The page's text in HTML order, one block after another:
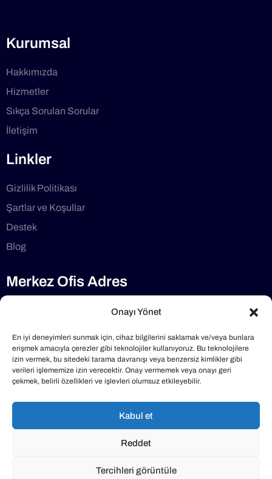
Onayı Yönet
En iyi deneyimleri sunmak için, cihaz bilgilerini saklamak ve/veya bunlara
erişmek amacıyla çerezler gibi teknolojiler kullanıyoruz. Bu teknolojilere
izin vermek, bu sitedeki tarama davranışı veya benzersiz kimlikler gibi
verileri işlememize izin verecektir. Onay vermemek veya onayı geri
çekmek, belirli özellikleri ve işlevleri olumsuz etkileyebilir.
Kabul et
Reddet
Tercihleri görüntüle
Kurumsal
Hakkımızda
Hizmetler
Sıkça Sorulan Sorular
İletişim
Linkler
Gizlilik Politikası
Şartlar ve Koşullar
Destek
Blog
Merkez Ofis Adres
Selimdede Cd No:1/7 34782, Çekmeköy/İstanbul
Telefon
0216 640 40 47
Mail Adresimiz
info@klimabakimlari.com